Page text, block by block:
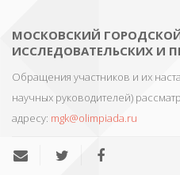
МОСКОВСКИЙ
ИССЛЕДОВАТЕЛЬСКИХ И
Обращения участников и их
научных руководителей)
адресу: mgk@olimpiada.ru